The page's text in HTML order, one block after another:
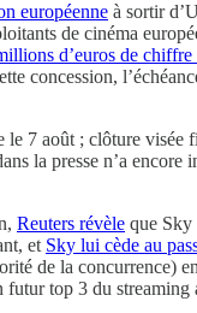
européenne à sortir
de cinéma
d’euros de
concession,
7 août ; clôture visée
la presse n’a
Reuters révèle que Sky
et Sky lui cède au
de la concurrence)
futur top 3 du